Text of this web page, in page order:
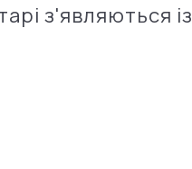
з'являються із